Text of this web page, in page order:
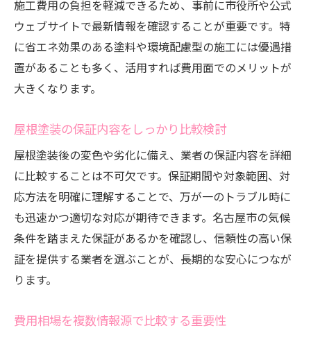
施工費用の負担を軽減できるため、事前に市役所や公式
ウェブサイトで最新情報を確認することが重要です。特
に省エネ効果のある塗料や環境配慮型の施工には優遇措
置があることも多く、活用すれば費用面でのメリットが
大きくなります。
屋根塗装の保証内容をしっかり比較検討
屋根塗装後の変色や劣化に備え、業者の保証内容を詳細
に比較することは不可欠です。保証期間や対象範囲、対
応方法を明確に理解することで、万が一のトラブル時に
も迅速かつ適切な対応が期待できます。名古屋市の気候
条件を踏まえた保証があるかを確認し、信頼性の高い保
証を提供する業者を選ぶことが、長期的な安心につなが
ります。
費用相場を複数情報源で比較する重要性